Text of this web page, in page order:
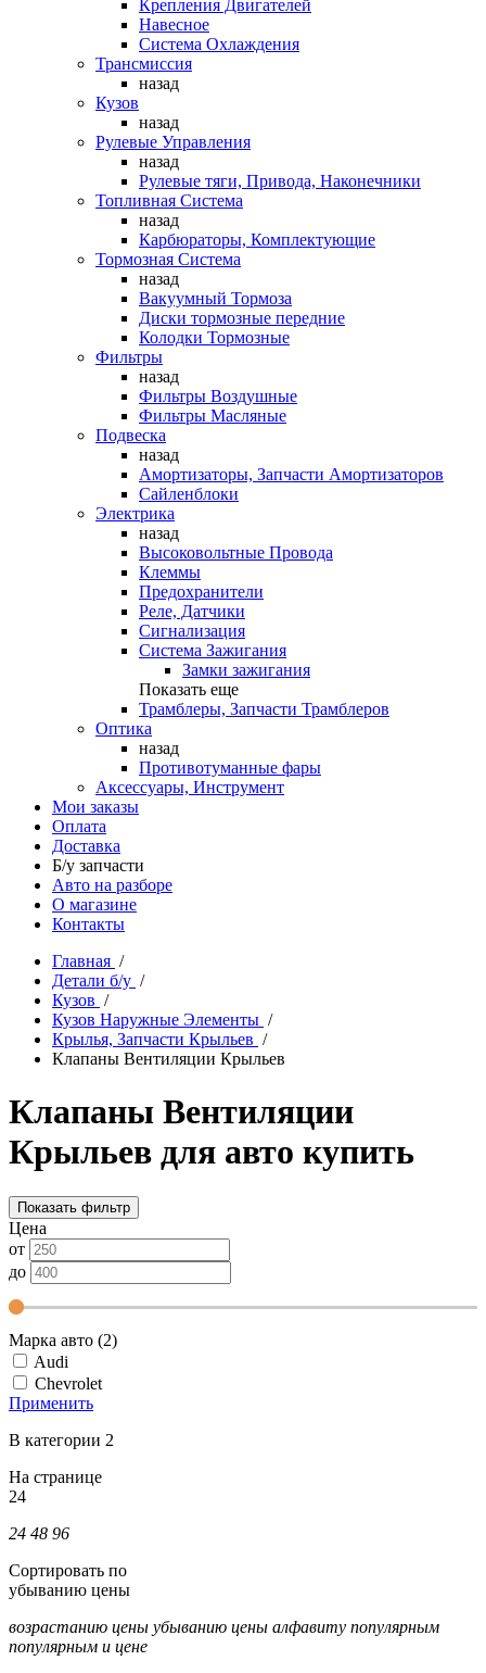
Крепления Двигателей
Навесное
Система Охлаждения
Трансмиссия
назад
Кузов
назад
Рулевые Управления
назад
Рулевые тяги, Привода, Наконечники
Топливная Система
назад
Карбюраторы, Комплектующие
Тормозная Система
назад
Вакуумный Тормоза
Диски тормозные передние
Колодки Тормозные
Фильтры
назад
Фильтры Воздушные
Фильтры Масляные
Подвеска
назад
Амортизаторы, Запчасти Амортизаторов
Сайленблоки
Электрика
назад
Высоковольтные Провода
Клеммы
Предохранители
Реле, Датчики
Сигнализация
Система Зажигания
Замки зажигания
Показать еще
Трамблеры, Запчасти Трамблеров
Оптика
назад
Противотуманные фары
Аксессуары, Инструмент
Мои заказы
Оплата
Доставка
Б/у запчасти
Авто на разборе
О магазине
Контакты
Главная /
Детали б/у /
Кузов /
Кузов Наружные Элементы /
Крылья, Запчасти Крыльев /
Клапаны Вентиляции Крыльев
Клапаны Вентиляции
Крыльев для авто купить
Показать фильтр
Цена
от
до
Марка авто (2)
Audi
Chevrolet
Применить
В категории 2
На странице
24
24 48 96
Сортировать по
убыванию цены
возрастанию цены убыванию цены алфавиту популярным
популярным и цене